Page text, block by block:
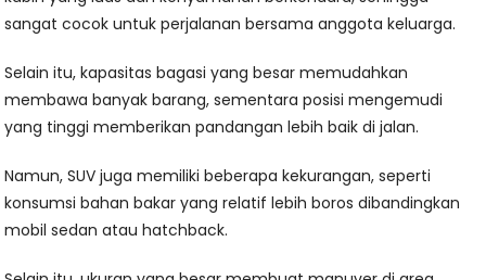
sangat cocok untuk perjalanan bersama anggota keluarga.
Selain itu, kapasitas bagasi yang besar memudahkan
membawa banyak barang, sementara posisi mengemudi
yang tinggi memberikan pandangan lebih baik di jalan.
Namun, SUV juga memiliki beberapa kekurangan, seperti
konsumsi bahan bakar yang relatif lebih boros dibandingkan
mobil sedan atau hatchback.